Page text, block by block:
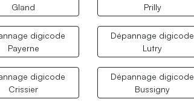
Gland
Prilly
digicode
Payerne
Dépannage digicode
Lutry
digicode
Crissier
Dépannage digicode
Bussigny